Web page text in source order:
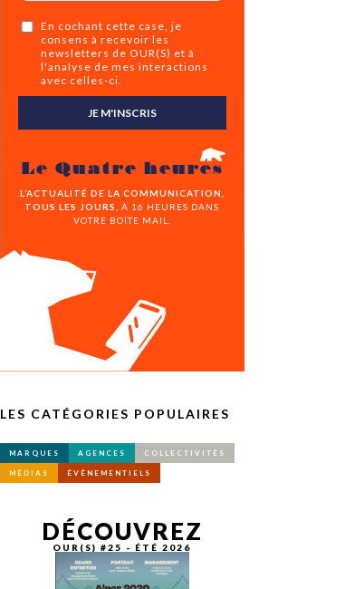
En cochant cette case, je
consens à recevoir les
newsletters de OUR(S) et à
l'analyse de mes interactions
avec celles-ci.
JE M'INSCRIS
Le Quatre heures
L’ACTUALITÉ DE LA COMMUNICATION,
TOUS LES JOURS,
À 16 HEURES DANS
VOTRE BOÎTE MAIL.
LES CATÉGORIES POPULAIRES
MARQUES AGENCES COLLECTIVITÉS
MÉDIAS ÉVÉNEMENTIELS
DÉCOUVREZ
OUR(S) #25 - ÉTÉ 2026